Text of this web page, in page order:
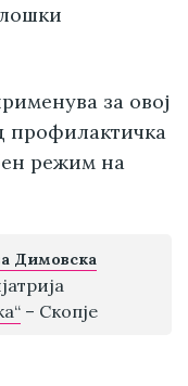
за овој
профилактичка
режим на
Димовска
– Скопје